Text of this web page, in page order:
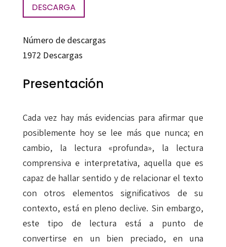
DESCARGA
Número de descargas
1972 Descargas
Presentación
Cada vez hay más evidencias para afirmar que
posiblemente hoy se lee más que nunca; en
cambio, la lectura «profunda», la lectura
comprensiva e interpretativa, aquella que es
capaz de hallar sentido y de relacionar el texto
con otros elementos significativos de su
contexto, está en pleno declive. Sin embargo,
este tipo de lectura está a punto de
convertirse en un bien preciado, en una